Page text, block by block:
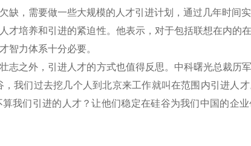
缺，需要做一些大规模的人才引进计划，通过几年时间实
培养和引进的紧迫性。他表示，对于包括联想在内的在
智力体系十分必要。
之外，引进人才的方式也值得反思。中科曙光总裁历
我们过去挖几个人到北京来工作就叫在范围内引进人
我们引进的人才？让他们稳定在硅谷为我们中国的企